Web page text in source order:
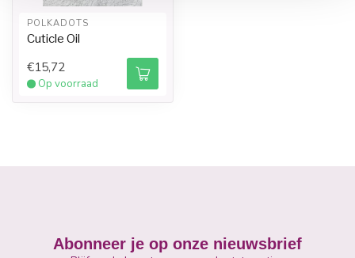
POLKADOTS
Cuticle Oil
€15,72
Op voorraad
Abonneer je op onze nieuwsbrief